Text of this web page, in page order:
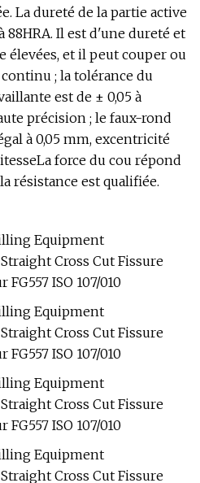
La dureté de la partie active
88HRA. Il est d'une dureté et
élevées, et il peut couper ou
; la tolérance du
est de ± 0,05 à
précision ; le faux-rond
à 0,05 mm, excentricité
force du cou répond
résistance est qualifiée.